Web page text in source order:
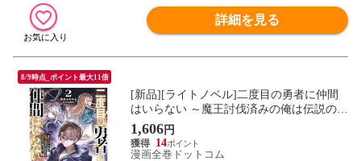
詳細を見る
8/9時点_ポイント最大11倍
[新品][ライトノベル]二度目の勇者に仲間
はいらない ～魔王討伐済みの俺は伝説の武
器の在りかも魔族の弱点もすべて知ってい
る～ (全2冊) 全巻セット
1,606円
14
漫画全巻ドットコム